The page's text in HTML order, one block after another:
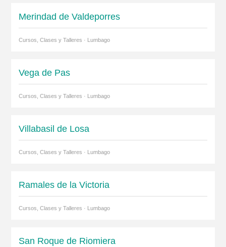
Merindad de Valdeporres
Cursos, Clases y Talleres · Lumbago
Vega de Pas
Cursos, Clases y Talleres · Lumbago
Villabasil de Losa
Cursos, Clases y Talleres · Lumbago
Ramales de la Victoria
Cursos, Clases y Talleres · Lumbago
San Roque de Riomiera